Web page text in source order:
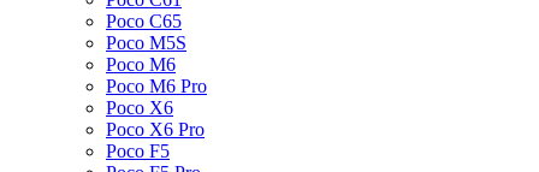
Poco C65
Poco M5S
Poco M6
Poco M6 Pro
Poco X6
Poco X6 Pro
Poco F5